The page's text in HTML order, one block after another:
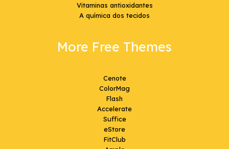
Vitaminas antioxidantes
A química dos tecidos
More Free Themes
Cenote
ColorMag
Flash
Accelerate
Suffice
eStore
FitClub